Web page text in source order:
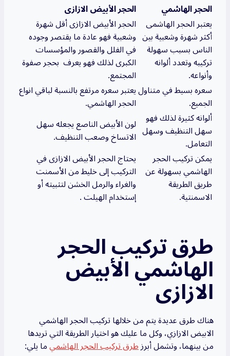
الحجر الهاشمي
الحجر الأبيض الازازى
يعتبر الحجر الهاشمى
أكثر شهرة وشعبية بين
الناس بسبب سهولة
تركيبه وتعدد ألوانه
وأنواعه.
الحجر الأبيض الازازى أقل شهرة
وشعبية فهو عادة ما يقتصر وجوده
في الفلل والقصور والمؤسسات
الكبرى لذلك فهو يعرف بحجر صفوة
المجتمع.
سعره بسيط في متناول
الجميع.
يعتبر سعره مرتفع بالنسبة لباقي انواع
الحجر الهاشمي.
ألوانه كثيرة لذلك فهو
سهل التنظيف وسهل
التعامل.
لون الأبيض الناصع يجعله سهل
الاتساخ وصعب التنظيف.
يمكن تركيب الحجر
الهاشمي بسهولة عن
طريق الطريقة
الاسمنتية.
يحتاج الحجر الأبيض الازازى في
التركيب إلى خليط من الأسمنت
والغراء والرمل الخشن لتثبيته أو
إستخدام الهيلت .
طرق تركيب الحجر
الهاشمي الأبيض
الازازى
هناك طرق عديدة يتم من خلالها تركيب الحجر الهاشمي
الابيض الازازي، وكل ما عليك هو اختيار الطريقة التي تريدها
من بينهما، وتشمل أبرزطرق تركيب الحجر الهاشميما يلي: